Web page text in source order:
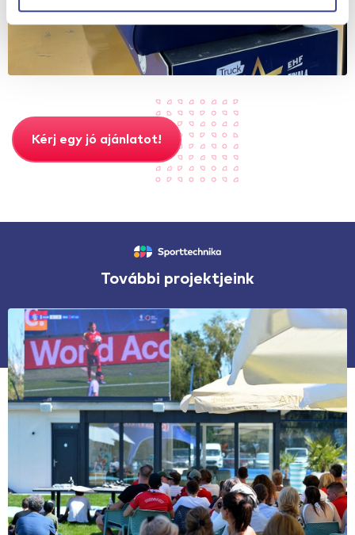
Kérj egy jó ajánlatot!
További projektjeink